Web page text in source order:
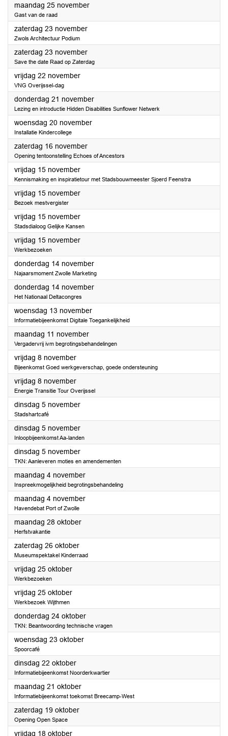
maandag 25 november2024
Gast van de raad
zaterdag 23 november2024
Zwols Architectuur Podium
zaterdag 23 november2024
Save the date Raad op Zaterdag
vrijdag 22 november2024
VNG Overijssel-dag
donderdag 21 november2024
Lezing en introductie Hidden Disabilities Sunflower Netwerk
woensdag 20 november2024
Installatie Kindercollege
zaterdag 16 november2024
Opening tentoonstelling Echoes of Ancestors
vrijdag 15 november2024
Kennismaking en inspiratietour met Stadsbouwmeester Sjoerd Feenstra
vrijdag 15 november2024
Bezoek mestvergister
vrijdag 15 november2024
Stadsdialoog Gelijke Kansen
vrijdag 15 november2024
Werkbezoeken
donderdag 14 november2024
Najaarsmoment Zwolle Marketing
donderdag 14 november2024
Het Nationaal Deltacongres
woensdag 13 november2024
Informatiebijeenkomst Digitale Toegankelijkheid
maandag 11 november2024
Vergadervrij ivm begrotingsbehandelingen
vrijdag 8 november2024
Bijeenkomst Goed werkgeverschap, goede ondersteuning
vrijdag 8 november2024
Energie Transitie Tour Overijssel
dinsdag 5 november2024
Stadshartcafé
dinsdag 5 november2024
Inloopbijeenkomst Aa-landen
dinsdag 5 november2024
TKN: Aanleveren moties en amendementen
maandag 4 november2024
Inspreekmogelijkheid begrotingsbehandeling
maandag 4 november2024
Havendebat Port of Zwolle
maandag 28 oktober2024
Herfstvakantie
zaterdag 26 oktober2024
Museumspektakel Kinderraad
vrijdag 25 oktober2024
Werkbezoeken
vrijdag 25 oktober2024
Werkbezoek Wijthmen
donderdag 24 oktober2024
TKN: Beantwoording technische vragen
woensdag 23 oktober2024
Spoorcafé
dinsdag 22 oktober2024
Informatiebijeenkomst Noorderkwartier
maandag 21 oktober2024
Informatiebijeenkomst toekomst Breecamp-West
zaterdag 19 oktober2024
Opening Open Space
vrijdag 18 oktober2024